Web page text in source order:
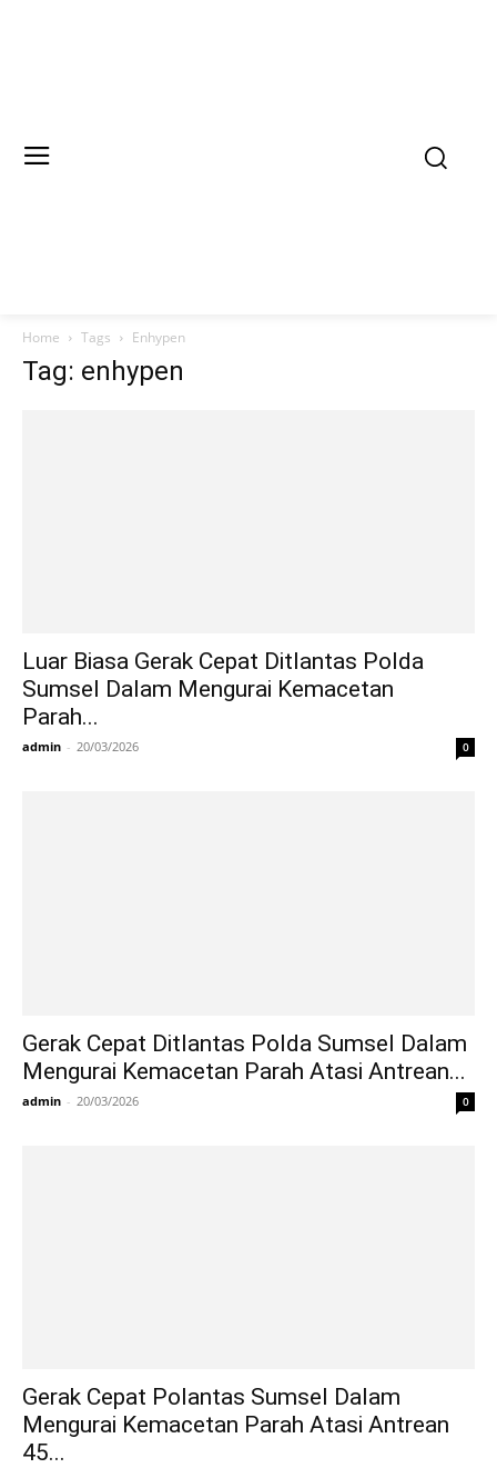
Home Tags Enhypen
Tag: enhypen
Luar Biasa Gerak Cepat Ditlantas Polda
Sumsel Dalam Mengurai Kemacetan
Parah...
admin - 20/03/2026 0
Gerak Cepat Ditlantas Polda Sumsel Dalam
Mengurai Kemacetan Parah Atasi Antrean...
admin - 20/03/2026 0
Gerak Cepat Polantas Sumsel Dalam
Mengurai Kemacetan Parah Atasi Antrean
45...